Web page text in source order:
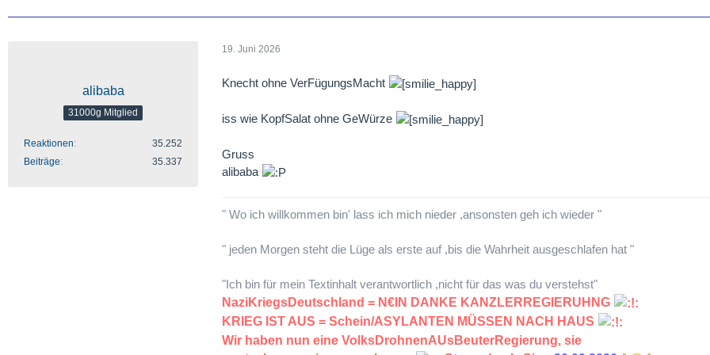
alibaba
31000g Mitglied
Reaktionen
35.252
Beiträge
35.337
19. Juni 2026
Knecht ohne VerFügungsMacht
iss wie KopfSalat ohne GeWürze
Gruss
alibaba
" Wo ich willkommen bin' lass ich mich nieder ,ansonsten geh ich wieder "
" jeden Morgen steht die Lüge als erste auf ,bis die Wahrheit ausgeschlafen hat "
"Ich bin für mein Textinhalt verantwortlich ,nicht für das was du verstehst"
NaziKriegsDeutschland = N€IN DANKE KANZLERREGIERUHNG
KRIEG IST AUS = Schein/ASYLANTEN MÜSSEN NACH HAUS
Wir haben nun eine VolksDrohnenAUsBeuterRegierung, sie